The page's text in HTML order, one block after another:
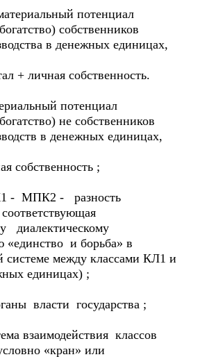
потенциал
собственников
в денежных единицах,
+ личная собственность.
потенциал
не собственников
в денежных единицах,
собственность ;
- МПК2 - разность
диалектическому
«единство и борьба» в
системе между классами КЛ1 и
единицах) ;
власти государства ;
взаимодействия классов
«кран» или